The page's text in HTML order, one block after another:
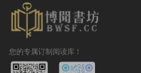
您的专属订制阅读库！